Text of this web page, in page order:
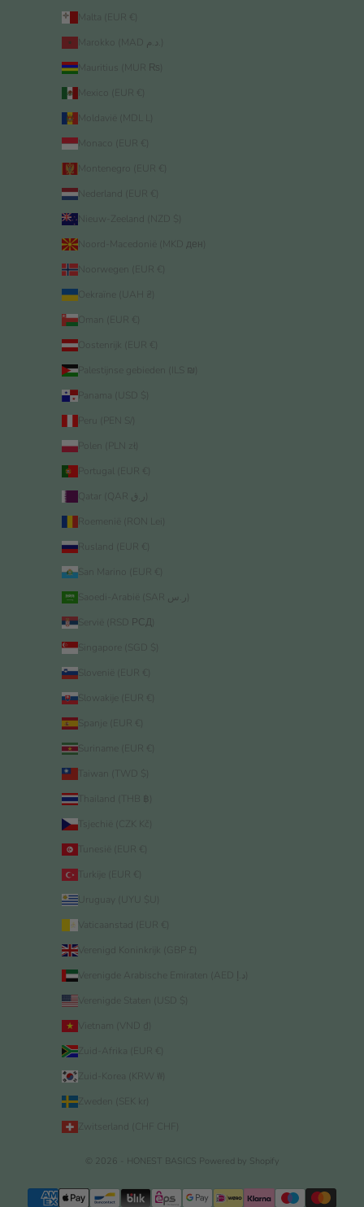
Malta (EUR €)
Mauritius (MUR ₨)
Mexico (EUR €)
Moldavië (MDL L)
Monaco (EUR €)
Montenegro (EUR €)
Nederland (EUR €)
Nieuw-Zeeland (NZD $)
Noord-Macedonië (MKD ден)
Noorwegen (EUR €)
Oekraïne (UAH ₴)
Oman (EUR €)
Oostenrijk (EUR €)
Palestijnse gebieden (ILS ₪)
Panama (USD $)
Peru (PEN S/)
Polen (PLN zł)
Portugal (EUR €)
Roemenië (RON Lei)
Rusland (EUR €)
San Marino (EUR €)
Servië (RSD РСД)
Singapore (SGD $)
Slovenië (EUR €)
Spanje (EUR €)
Suriname (EUR €)
Taiwan (TWD $)
Thailand (THB ฿)
Tsjechië (CZK Kč)
Tunesië (EUR €)
Turkije (EUR €)
Uruguay (UYU $U)
Vaticaanstad (EUR €)
Verenigd Koninkrijk (GBP £)
Verenigde Staten (USD $)
Vietnam (VND ₫)
Zuid-Afrika (EUR €)
Zuid-Korea (KRW ₩)
Zweden (SEK kr)
Zwitserland (CHF CHF)
© 2026 - HONEST BASICS Powered by Shopify